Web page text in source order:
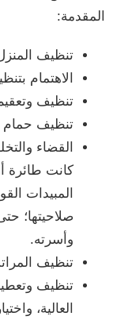
المقدمة:
تنظيف
الاهتمام
تنظيف
تنظيف حمام
القضاء
كانت طائرة
المبيدات
صلاحيتها؛
وأسرته.
تنظيف
تنظيف
العالية،